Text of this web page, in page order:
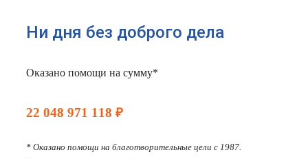
Ни дня без доброго дела
Оказано помощи на сумму*
22 048 971 118 ₽
* Оказано помощи на благотворительные цели с 1987.